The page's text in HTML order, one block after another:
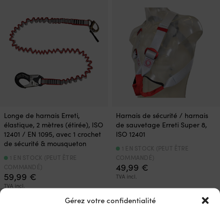
Gérez votre confidentialité
Longe de harnais Erreti,
élastique, 2 mètres (étirée), ISO
12401 / EN 1095, avec 1 crochet
de sécurité & mousqueton
59,99 €
TVA incl.
1 EN STOCK (PEUT ÊTRE
COMMANDÉ)
Harnais de sécurité / harnais
de sauvetage Erreti Super 8,
ISO 12401
49,99 €
TVA incl.
1 EN STOCK (PEUT ÊTRE
COMMANDÉ)